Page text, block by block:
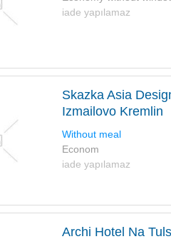
iade yapılamaz
Skazka Asia
Izmailovo Kremlin
Without meal
Econom
iade yapılamaz
Archi Hotel Na